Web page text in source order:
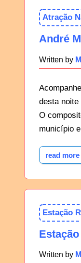
Atração
André
Written by
desta
O
município
read more
Estação
Written by